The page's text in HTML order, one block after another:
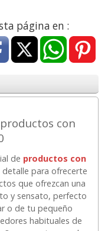
página en :
con
de productos con
para ofrecerte
que ofrezcan una
y sensato, perfecto
o de tu pequeño
habituales de